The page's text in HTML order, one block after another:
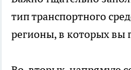
тип транспортного
регионы, в которых вы